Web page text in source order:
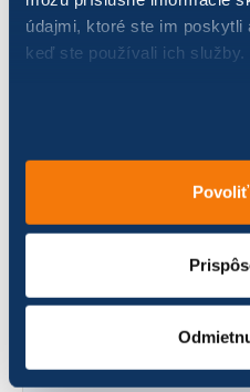
údajmi, ktoré ste im poskytli
keď ste používali ich služby.
APPA tím 1
Balneomúzejníci Kursalon
DAMkáči